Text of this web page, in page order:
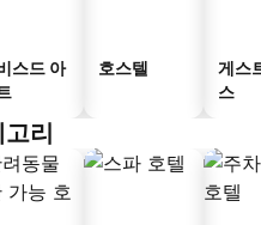
스드 아
호스텔
게스
스
리